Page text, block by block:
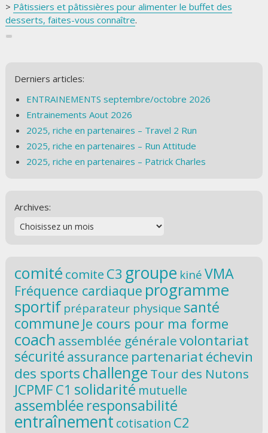
> Pâtissiers et pâtissières pour alimenter le buffet des
desserts, faites-vous connaître.
Derniers articles:
ENTRAINEMENTS septembre/octobre 2026
Entrainements Aout 2026
2025, riche en partenaires – Travel 2 Run
2025, riche en partenaires – Run Attitude
2025, riche en partenaires – Patrick Charles
Archives:
comité comite C3 groupe kiné VMA
Fréquence cardiaque programme
sportif préparateur physique santé
commune Je cours pour ma forme
coach assemblée généralevolontariat
sécurité assurance partenariat échevin
des sportschallenge Tour des Nutons
JCPMF C1 solidarité mutuelle
assemblée responsabilité
entraînement cotisation C2